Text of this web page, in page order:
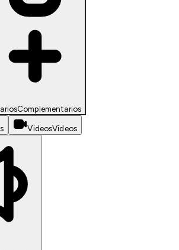
Complementarios
VideosVideos